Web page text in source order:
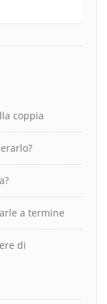
coppia
a termine
di